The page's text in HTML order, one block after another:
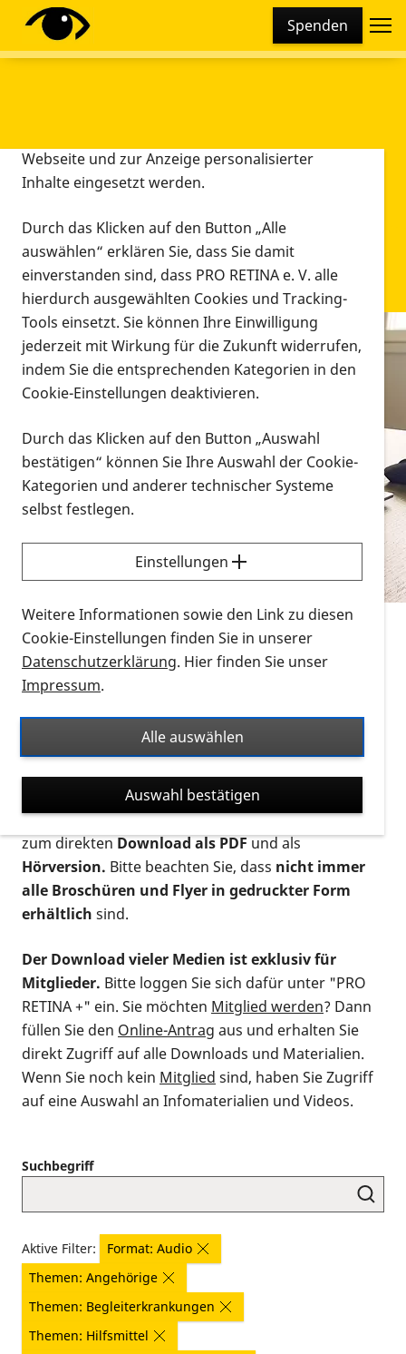
Spenden
Infomaterial
Infomaterial
Vorlesen
Alle Infomaterialien in verschiedenen
Formaten an einem Ort
Sie möchten wissen, wie Sie nach Infonmaterial
suchen und dieses bestellen bzw. herunterladen
können? Schauen Sie sich dieErklärvideos zum
Thema Infomaterial auf der PRO RETINA-Website
für blinde und sehbehinderte Menschen an.
Auf dieser Seite finden Sie sämtliches Infomaterial
Ort. Nutzen Sie den Formatfilter, um ausschließlich
nach Flyern und Broschüren, Audios oder Videos zu
suchen. Die meisten Flyer und Broschüren werden in
verschiedenen Formaten angeboten: zur
postalischen Bestellung als gedruckte Variante
zum direktenDownload als PDFund als
Hörversion. Bitte beachten Sie, dass nicht immer
alle Broschüren und Flyer in gedruckter Form
erhältlich sind.
Der Download vieler Medien ist exklusiv für
Mitglieder. Bitte loggen Sie sich dafür unter "PRO
RETINA +" ein. Sie möchten Mitglied werden? Dann
füllen Sie den Online-Antrag aus und erhalten Sie
direkt Zugriff auf alle Downloads und Materialien.
Wenn Sie noch kein Mitglied sind, haben Sie Zugriff
auf eine Auswahl an Infomaterialien und Videos.
Suchbegriff
Aktive Filter:
Format: Audio
Themen: Angehörige
Themen: Begleiterkrankungen
Themen: Hilfsmittel
Diese Webseite setzt verschiedene Cookies und
Tracking-Tools ein. Dies beinhaltet Cookies und
Webseite und zur Anzeige personalisierter
Inhalte eingesetzt werden.
Durch das Klicken auf den Button „Alle
auswählen“ erklären Sie, dass Sie damit
einverstanden sind, dass PRO RETINA e. V. alle
hierdurch ausgewählten Cookies und Tracking-
Tools einsetzt. Sie können Ihre Einwilligung
jederzeit mit Wirkung für die Zukunft widerrufen,
indem Sie die entsprechenden Kategorien in den
Cookie-Einstellungen deaktivieren.
Durch das Klicken auf den Button „Auswahl
bestätigen“ können Sie Ihre Auswahl der Cookie-
Kategorien und anderer technischer Systeme
selbst festlegen.
Einstellungen
Weitere Informationen sowie den Link zu diesen
Cookie-Einstellungen finden Sie in unserer
Datenschutzerklärung. Hier finden Sie unser
Impressum.
Alle auswählen
Auswahl bestätigen